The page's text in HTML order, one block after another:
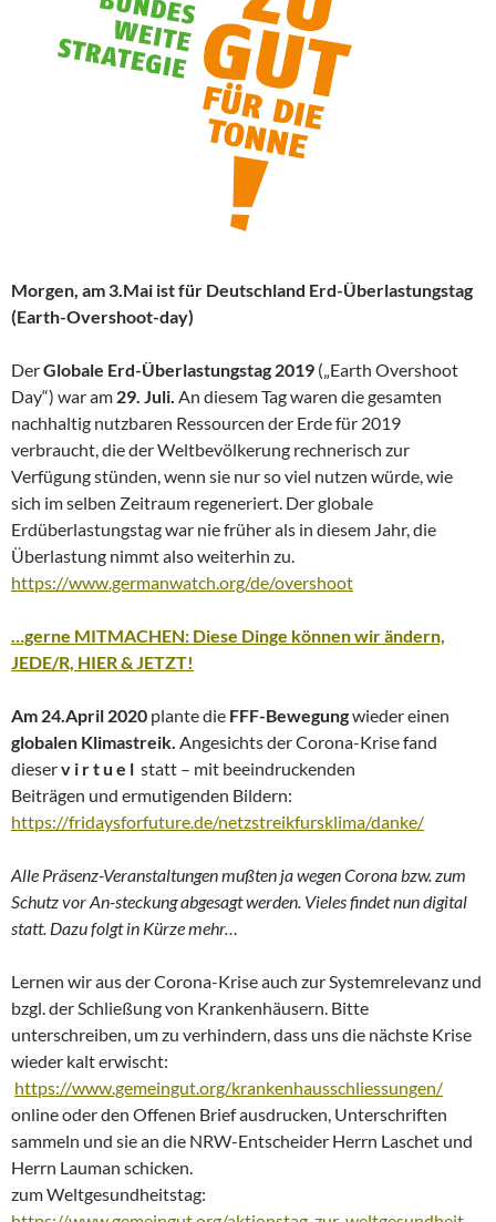
Morgen, am 3.Mai ist für Deutschland Erd-Überlastungstag
(Earth-Overshoot-day)
DerGlobale Erd-Überlastungstag 2019 („Earth Overshoot
Day“) war am 29. Juli. An diesem Tag waren die gesamten
nachhaltig nutzbaren Ressourcen der Erde für 2019
verbraucht, die der Weltbevölkerung rechnerisch zur
Verfügung stünden, wenn sie nur so viel nutzen würde, wie
sich im selben Zeitraum regeneriert. Der globale
Erdüberlastungstag war nie früher als in diesem Jahr, die
Überlastung nimmt also weiterhin zu.
https://www.germanwatch.org/de/overshoot
…gerne MITMACHEN: Diese Dinge können wir ändern,
JEDE/R, HIER & JETZT!
Am 24.April 2020 plante die FFF-Bewegungwieder einen
globalen Klimastreik. Angesichts der Corona-Krise fand
dieserv i r t u e l statt – mit beeindruckenden
Beiträgen und ermutigenden Bildern:
https://fridaysforfuture.de/netzstreikfursklima/danke/
Alle Präsenz-Veranstaltungen mußten ja wegen Corona bzw. zum
Schutz vor An-steckung abgesagt werden. Vieles findet nun digital
statt. Dazu folgt in Kürze mehr…
Lernen wir aus der Corona-Krise auch zur Systemrelevanz und
bzgl. der Schließung von Krankenhäusern. Bitte
unterschreiben, um zu verhindern, dass uns die nächste Krise
wieder kalt erwischt:
https://www.gemeingut.org/krankenhausschliessungen/
online oder den Offenen Brief ausdrucken, Unterschriften
sammeln und sie an die NRW-Entscheider Herrn Laschet und
Herrn Lauman schicken.
zum Weltgesundheitstag: